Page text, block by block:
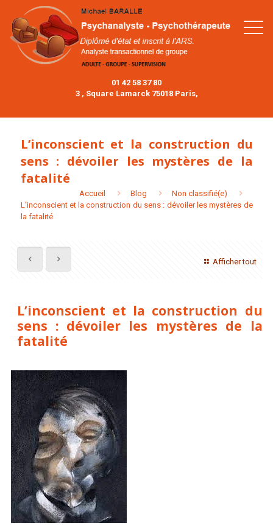
01 42 58 37 80
3 , Square Lamarck 75018 Paris,
L’inconscient et la construction du
sens : dévoiler les mystères de la
fatalité
Accueil Blog
Non classifié(e)
L’inconscient et la construction du sens : dévoiler les mystères de
la fatalité
Afficher tout
L’inconscient et la construction du
sens : dévoiler les mystères de la
fatalité